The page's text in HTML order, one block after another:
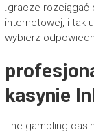
.gracze rozciągać
internetowej, i tak
wybierz
kasynie
The gambling